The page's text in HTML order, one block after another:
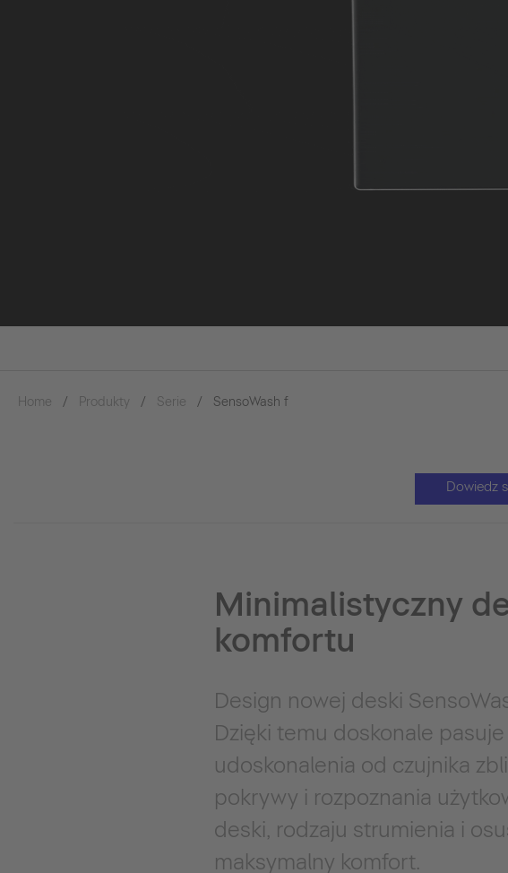
Home Produkty Serie SensoWash f
Dowiedz
Minimalistyczny
komfortu
Design nowej deski
Dzięki temu doskonale
udoskonalenia od czujnika
pokrywy i rozpoznania
deski, rodzaju strumienia i
maksymalny komfort.